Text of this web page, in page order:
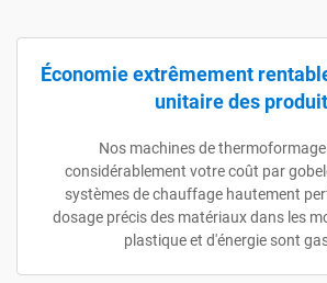
Économie extrêmement
unitaire des
Nos machines de
considérablement votre coût par
systèmes de chauffage hautement
dosage précis des matériaux dans les
plastique et d'énergie sont